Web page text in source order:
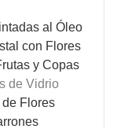
al Óleo
con Flores
y Copas
de Vidrio
Flores